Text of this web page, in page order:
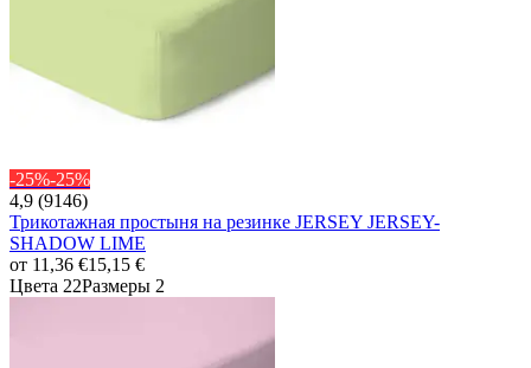
-25%-25%
4,9 (9146)
Трикотажная простыня на резинке JERSEY JERSEY-
SHADOW LIME
от 11,36 €15,15 €
Цвета 22Размеры 2